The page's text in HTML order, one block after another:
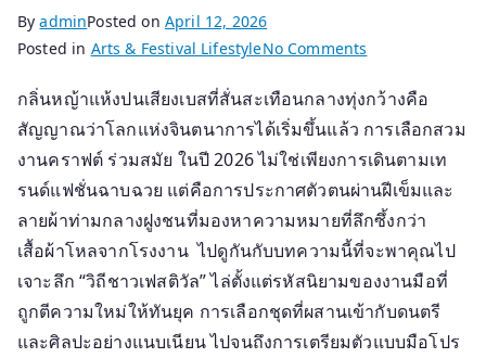
ByadminPosted on April 12, 2026
Posted in Arts & Festival LifestyleNo Comments
ชีวิต
ชาว
เฟสติวัล
2026
เมื่อ
าฟต์
ร่วม
สมัย
กลิ่นหญ้าแห้งปนเสียงเบสที่สั่นสะเทือนกลางทุ่งกว้างคือ
สัญญาณว่าโลกแห่งจินตนาการได้เริ่มขึ้นแล้ว การเลือกสวม
งานคราฟต์ ร่วมสมัย ในปี 2026 ไม่ใช่เพียงการเดินตามเท
รนด์แฟชั่นฉาบฉวย แต่คือการประกาศตัวตนผ่านฝีเข็มและ
ลายผ้าท่ามกลางฝูงชนที่มองหาความหมายที่ลึกซึ้งกว่า
เสื้อผ้าโหลจากโรงงาน ไปดูกันกับบทความนี้ที่จะพาคุณไป
เจาะลึก “วิถีชาวเฟสติวัล” ไล่ตั้งแต่รหัสนิยามของงานมือที่
ถูกตีความใหม่ให้ทันยุค การเลือกชุดที่ผสานเข้ากับดนตรี
และศิลปะอย่างแนบเนียน ไปจนถึงการเตรียมตัวแบบมือโปร